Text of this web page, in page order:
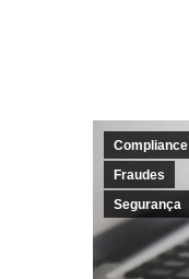
Compliance
Fraudes
Segurança